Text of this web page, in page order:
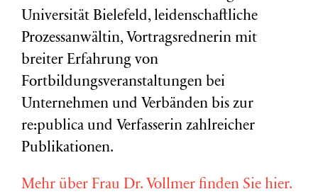
Universität Bielefeld, leidenschaftliche
Prozessanwältin, Vortragsrednerin mit
breiter Erfahrung von
Fortbildungsveranstaltungen bei
Unternehmen und Verbänden bis zur
re:publica und Verfasserin zahlreicher
Publikationen.
Mehr über Frau Dr. Vollmer finden Sie hier.